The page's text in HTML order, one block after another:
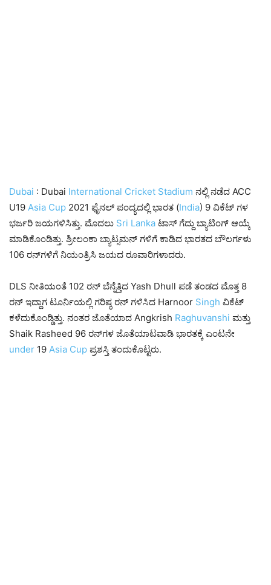
Dubai : Dubai International Cricket Stadium ನಲ್ಲಿ ನಡೆದ ACC
U19 Asia Cup 2021 ಫೈನಲ್ ಪಂದ್ಯದಲ್ಲಿ ಭಾರತ (India) 9 ವಿಕೆಟ್ ಗಳ
ಭರ್ಜರಿ ಜಯಗಳಿಸಿತ್ತು. ಮೊದಲು Sri Lanka ಟಾಸ್ ಗೆದ್ದು ಬ್ಯಾಟಿಂಗ್ ಆಯ್ಕೆ
ಮಾಡಿಕೊಂಡಿತ್ತು. ಶ್ರೀಲಂಕಾ ಬ್ಯಾಟ್ಸಮನ್ ಗಳಿಗೆ ಕಾಡಿದ ಭಾರತದ ಬೌಲರ್ಗಳು
106 ರನ್‌ಗಳಿಗೆ ನಿಯಂತ್ರಿಸಿ ಜಯದ ರೂವಾರಿಗಳಾದರು.
DLS ನೀತಿಯಂತೆ 102 ರನ್ ಬೆನ್ನೆತ್ತಿದ Yash Dhull ಪಡೆ ತಂಡದ ಮೊತ್ತ 8
ರನ್ ಇದ್ದಾಗ ಟೂರ್ನಿಯಲ್ಲಿ ಗರಿಷ್ಠ ರನ್ ಗಳಿಸಿದ Harnoor Singh ವಿಕೆಟ್
ಕಳೆದುಕೊಂಡ್ಡಿತ್ತು. ನಂತರ ಜೊತೆಯಾದ Angkrish Raghuvanshi ಮತ್ತು
Shaik Rasheed 96 ರನ್‌ಗಳ ಜೊತೆಯಾಟವಾಡಿ ಭಾರತಕ್ಕೆ ಎಂಟನೇ
under 19 Asia Cup ಪ್ರಶಸ್ತಿ ತಂದುಕೊಟ್ಟರು.